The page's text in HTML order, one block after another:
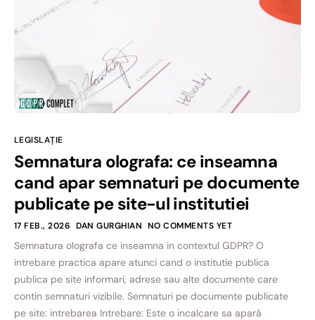
LEGISLAȚIE
Semnatura olografa: ce inseamna
cand apar semnaturi pe documente
publicate pe site-ul institutiei
17 FEB., 2026 DAN GURGHIAN NO COMMENTS YET
Semnatura olografa ce inseamna in contextul GDPR? O
intrebare practica apare atunci cand o institutie publica
publica pe site informari, adrese sau alte documente care
contin semnaturi vizibile. Semnaturi pe documente publicate
pe site: intrebarea Intrebare: Este o incalcare sa apară